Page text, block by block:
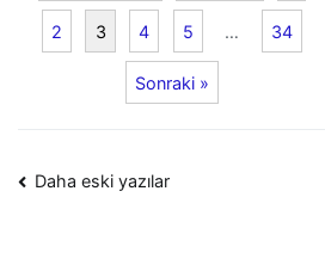
2 3 4 5 … 34
Sonraki »
Yazı
Daha eski yazılar